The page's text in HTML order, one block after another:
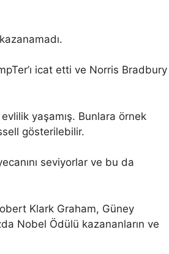
icat etti ve Norris Bradbury
yaşamış. Bunlara örnek
gösterilebilir.
seviyorlar ve bu da
Klark Graham, Güney
Nobel Ödülü kazananların ve